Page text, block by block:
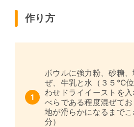
作り方
ボウルに強力粉、砂糖
ぜ、牛乳と水（３５℃
わせドライイーストを
べらである程度混ぜて
地が滑らかになるまで
分）